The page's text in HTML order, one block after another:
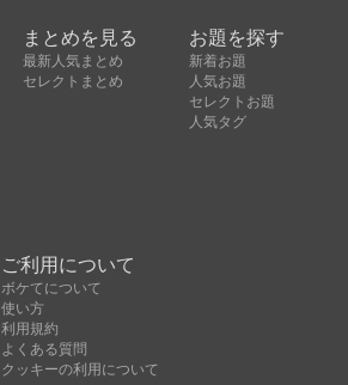
まとめを見る
最新人気まとめ
セレクトまとめ
お題を探す
新着お題
人気お題
セレクトお題
人気タグ
ご利用について
ボケてについて
使い方
利用規約
よくある質問
クッキーの利用について